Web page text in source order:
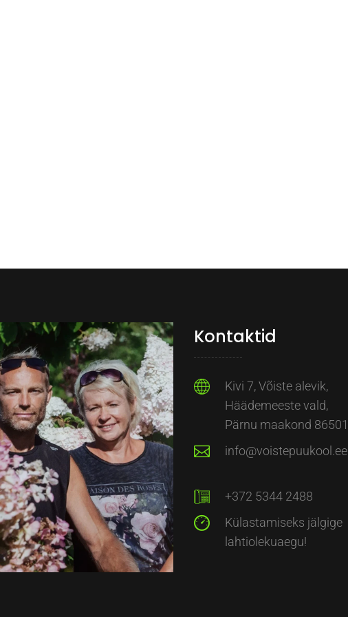
Kontaktid
Kivi 7, Võiste alevik,
Häädemeeste vald,
Pärnu maakond 86501
info@voistepuukool.ee
+372 5344 2488
Külastamiseks jälgige
lahtiolekuaegu!